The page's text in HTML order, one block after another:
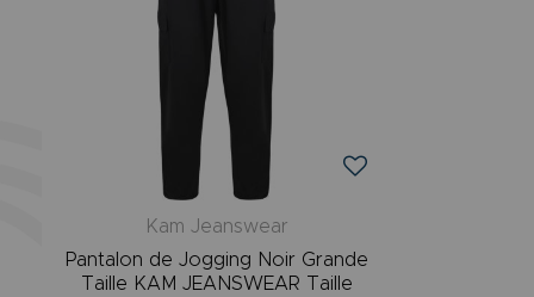
Kam Jeanswear
Pantalon de Jogging Noir Grande
Taille KAM JEANSWEAR Taille